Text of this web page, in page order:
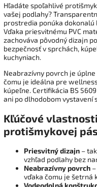
Hľadáte spoľahlivé
vašej podlahy?
prostredia ponúka dokonalú
Vďaka priesvitnému PVC
zachováva pôvodný dizajn
bezpečnosť v sprchách,
kuchyniach.
Neabrazívny povrch je
čomu je ideálna pre
kúpeľne. Certifikácia BS
ani po dlhodobom vystavení
Kľúčové
protišmykovej
Priesvitný dizajn –
vzhľad podlahy bez
Neabrazívny povrch
vďaka čomu je šetrná
Vodeodolná